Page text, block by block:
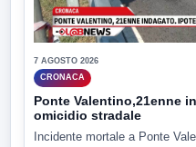
7 AGOSTO 2026
CRONACA
Ponte Valentino,21enne
omicidio stradale
Incidente mortale a Ponte